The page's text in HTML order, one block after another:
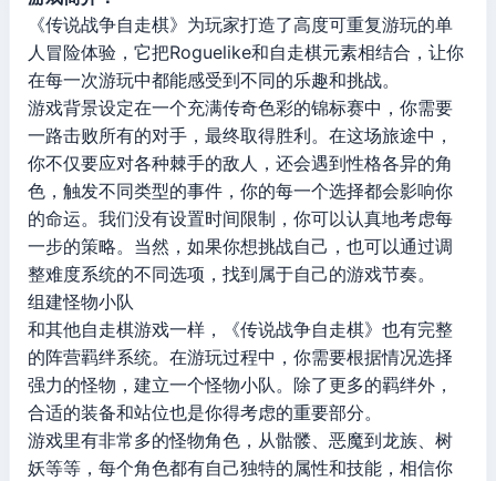
《传说战争自走棋》为玩家打造了高度可重复游玩的单
人冒险体验，它把Roguelike和自走棋元素相结合，让你
在每一次游玩中都能感受到不同的乐趣和挑战。
游戏背景设定在一个充满传奇色彩的锦标赛中，你需要
一路击败所有的对手，最终取得胜利。在这场旅途中，
你不仅要应对各种棘手的敌人，还会遇到性格各异的角
色，触发不同类型的事件，你的每一个选择都会影响你
的命运。我们没有设置时间限制，你可以认真地考虑每
一步的策略。当然，如果你想挑战自己，也可以通过调
整难度系统的不同选项，找到属于自己的游戏节奏。
组建怪物小队
和其他自走棋游戏一样，《传说战争自走棋》也有完整
的阵营羁绊系统。在游玩过程中，你需要根据情况选择
强力的怪物，建立一个怪物小队。除了更多的羁绊外，
合适的装备和站位也是你得考虑的重要部分。
游戏里有非常多的怪物角色，从骷髅、恶魔到龙族、树
妖等等，每个角色都有自己独特的属性和技能，相信你